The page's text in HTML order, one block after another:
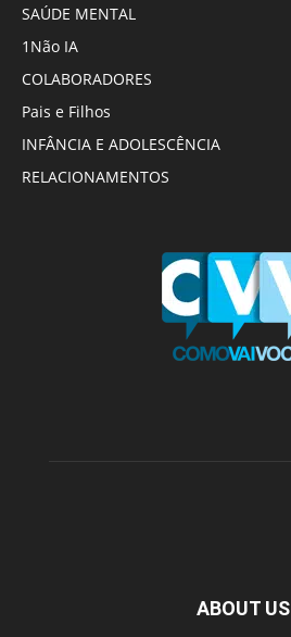
SAÚDE MENTAL
1Não IA
COLABORADORES
Pais e Filhos
INFÂNCIA E ADOLESCÊNCIA
RELACIONAMENTOS
ABOUT US